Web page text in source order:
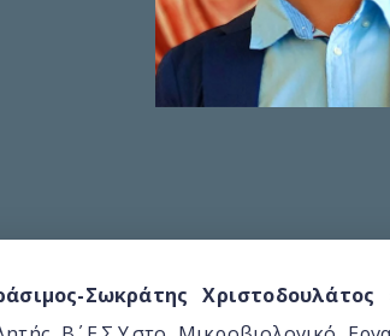
Σωκράτης Χριστοδουλάτος